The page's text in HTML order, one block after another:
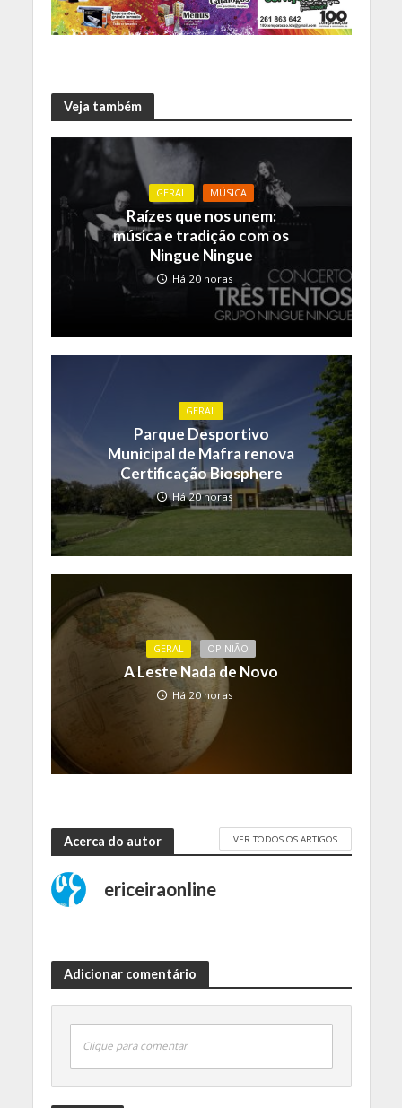
Veja também
GERAL MÚSICA
Raízes que nos unem:
música e tradição com os
Ningue Ningue
Há 20 horas
GERAL
Parque Desportivo
Municipal de Mafra renova
Certificação Biosphere
Há 20 horas
GERAL OPINIÃO
A Leste Nada de Novo
Há 20 horas
Acerca do autor VER TODOS OS ARTIGOS
ericeiraonline
Adicionar comentário
Clique para comentar